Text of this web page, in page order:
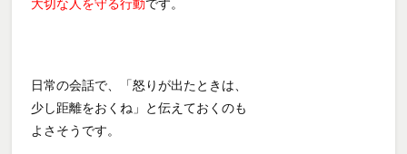
大切な人を守る行動です。
日常の会話で、「怒りが出たときは、
少し距離をおくね」と伝えておくのも
よさそうです。